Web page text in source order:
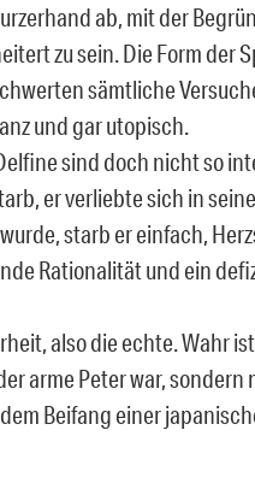
ab, mit der
zu sein. Die Form der
sämtliche
und gar utopisch.
sind doch nicht so
er verliebte sich in
starb er einfach,
Rationalität und ein
also die echte. Wahr
arme Peter war, sondern
Beifang einer